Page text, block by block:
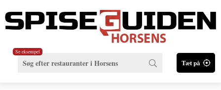
Se eksempel
Tæt på